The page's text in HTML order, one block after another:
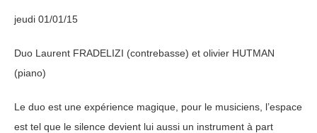
jeudi 01/01/15
Duo Laurent FRADELIZI (contrebasse) et olivier HUTMAN
(piano)
Le duo est une expérience magique, pour le musiciens, l’espace
est tel que le silence devient lui aussi un instrument à part